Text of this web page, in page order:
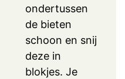
ondertussen
de bieten
schoon en snij
deze in
blokjes. Je